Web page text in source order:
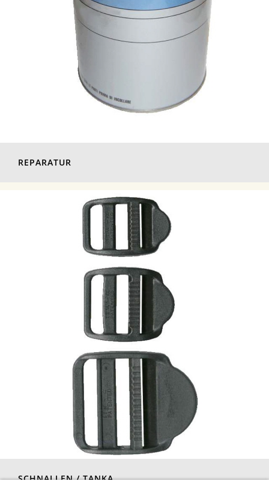
REPARATUR
SCHNALLEN / TANKA